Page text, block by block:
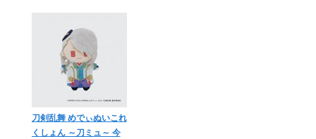
刀剣乱舞 めでぃぬいこれ
くしょん ～刀ミュ～ 今